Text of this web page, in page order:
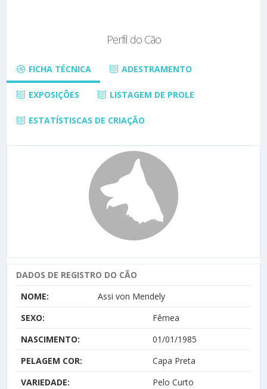
Perfil do Cão
FICHA TÉCNICA ADESTRAMENTO
EXPOSIÇÕES LISTAGEM DE PROLE
ESTATÍSTISCAS DE CRIAÇÃO
DADOS DE REGISTRO DO CÃO
NOME:
Assi von Mendely
SEXO:
Fêmea
NASCIMENTO:
01/01/1985
PELAGEM COR:
Capa Preta
VARIEDADE:
Pelo Curto